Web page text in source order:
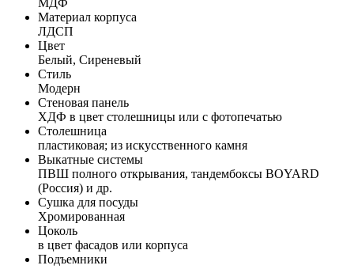
Материал корпуса
ЛДСП
Цвет
Белый, Сиреневый
Стиль
Модерн
Стеновая панель
ХДФ в цвет столешницы или с фотопечатью
Столешница
пластиковая; из искусственного камня
Выкатные системы
ПВШ полного открывания, тандембоксы BOYARD
(Россия) и др.
Сушка для посуды
Хромированная
Цоколь
в цвет фасадов или корпуса
Подъемники